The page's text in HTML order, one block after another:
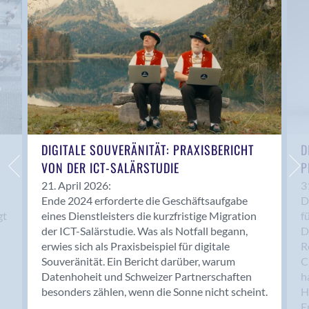
Anwil
Appenzell
Au SG
Baar
Baden
Balsthal
Balzers
Basel
Bassersdorf
Belp
Bendern
Benken (SG)
Bergdietikon
Berlin
Bern
Bern - Liebefeld
DIGITALE SOUVERÄNITÄT: PRAXISBERICHT
VON DER ICT-SALÄRSTUDIE
21. April 2026:
Ende 2024 erforderte die Geschäftsaufgabe
eines Dienstleisters die kurzfristige Migration
der ICT-Salärstudie. Was als Notfall begann,
erwies sich als Praxisbeispiel für digitale
Souveränität. Ein Bericht darüber, warum
Datenhoheit und Schweizer Partnerschaften
besonders zählen, wenn die Sonne nicht scheint.